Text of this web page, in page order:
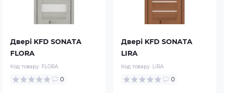
Двері KFD SONATA
FLORA
Код товару: FLORA
0
Двері KFD SONATA
LIRA
Код товару: LIRA
0